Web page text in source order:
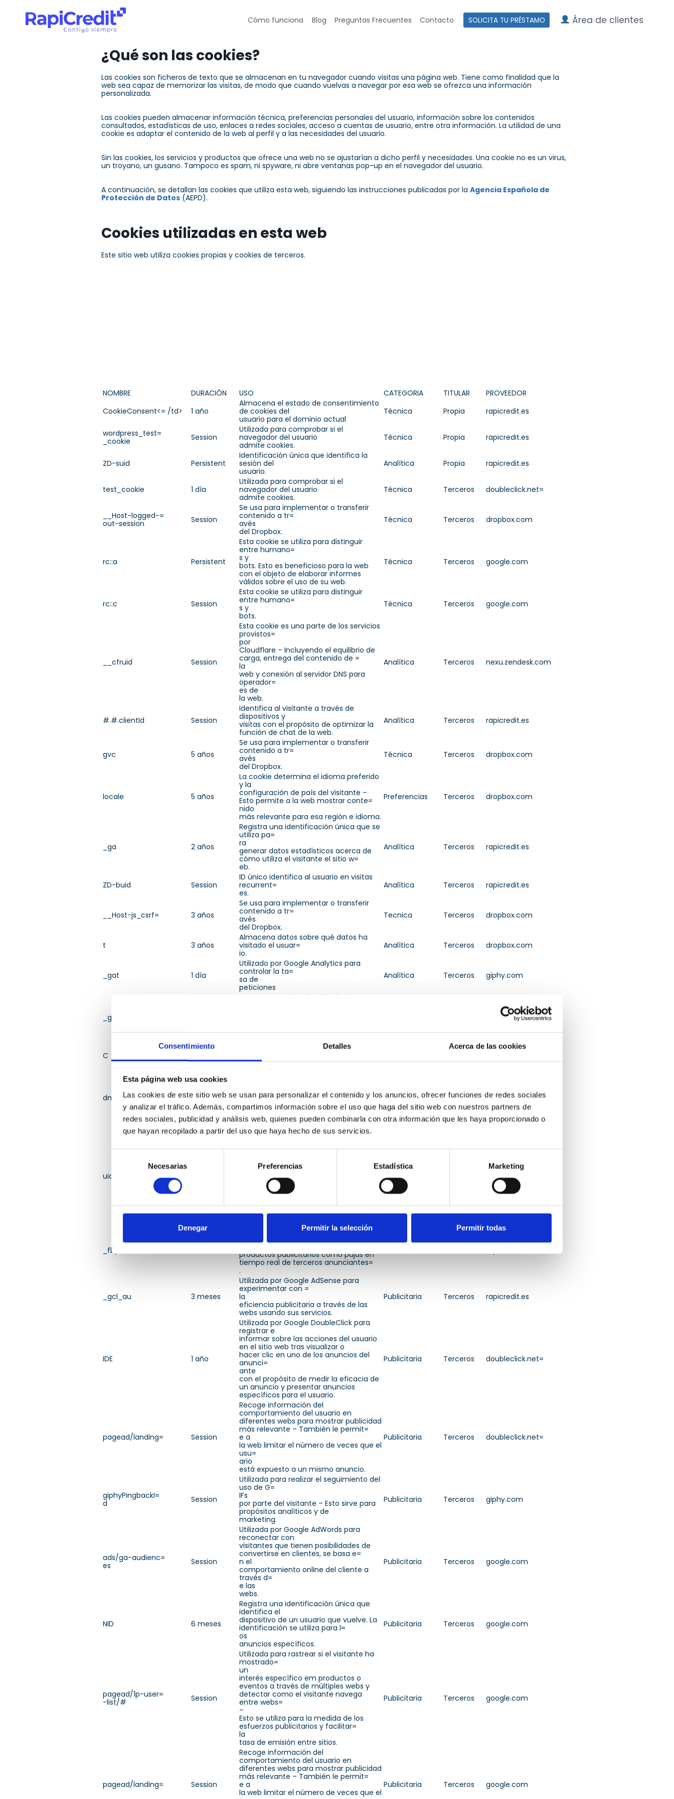
Consentimiento Detalles Acerca de las cookies
Esta página web usa cookies
Las cookies de este sitio web se usan para personalizar el contenido y los anuncios, ofrecer funciones de redes sociales
y analizar el tráfico. Además, compartimos información sobre el uso que haga del sitio web con nuestros partners de
redes sociales, publicidad y análisis web, quienes pueden combinarla con otra información que les haya proporcionado o
que hayan recopilado a partir del uso que haya hecho de sus servicios.
consentimiento
Necesarias Preferencias Estadística Marketing
Denegar Permitir la selección Permitir todas
Cómo funciona Blog Preguntas Frecuentes Contacto SOLICITA TU PRÉSTAMO Área de clientes
¿Qué son las cookies?
Las cookies son ficheros de texto que se almacenan en tu navegador cuando visitas una página web. Tiene como finalidad que la
web sea capaz de memorizar las visitas, de modo que cuando vuelvas a navegar por esa web se ofrezca una información
personalizada.
Las cookies pueden almacenar información técnica, preferencias personales del usuario, información sobre los contenidos
consultados, estadísticas de uso, enlaces a redes sociales, acceso a cuentas de usuario, entre otra información. La utilidad de una
cookie es adaptar el contenido de la web al perfil y a las necesidades del usuario.
Sin las cookies, los servicios y productos que ofrece una web no se ajustarían a dicho perfil y necesidades. Una cookie no es un virus,
un troyano, un gusano. Tampoco es spam, ni spyware, ni abre ventanas pop-up en el navegador del usuario.
A continuación, se detallan las cookies que utiliza esta web, siguiendo las instrucciones publicadas por la Agencia Española de
Protección de Datos (AEPD).
Cookies utilizadas en esta web
Este sitio web utiliza cookies propias y cookies de terceros.
NOMBRE DURACIÓN USO CATEGORIA TITULAR
PROVEEDOR
CookieConsent<= /td>
1 año
Almacena el estado de consentimiento
de cookies del
usuario para el dominio actual
Técnica Propia rapicredit.es
wordpress_test=
_cookie
Session
Utilizada para comprobar si el
navegador del usuario
admite cookies.
Técnica Propia rapicredit.es
ZD-suid Persistent
Identificación única que identifica la
sesión del
usuario.
Analítica Propia rapicredit.es
test_cookie 1 día
Utilizada para comprobar si el
navegador del usuario
admite cookies.
Técnica Terceros doubleclick.net=
__Host-logged-=
out-session
Session
Se usa para implementar o transferir
contenido a tr=
avés
del Dropbox.
Técnica Terceros dropbox.com
rc::a Persistent
Esta cookie se utiliza para distinguir
entre humano=
s y
bots. Esto es beneficioso para la web
con el objeto de elaborar informes
válidos sobre el uso de su web.
Técnica Terceros google.com
rc::c Session
Esta cookie se utiliza para distinguir
entre humano=
s y
bots.
Técnica Terceros google.com
__cfruid Session
Esta cookie es una parte de los servicios
provistos=
por
Cloudflare – Incluyendo el equilibrio de
carga, entrega del contenido de =
la
web y conexión al servidor DNS para
operador=
es de
la web.
Analítica Terceros nexu.zendesk.com
#.#.clientId Session
Identifica al visitante a través de
dispositivos y
visitas con el propósito de optimizar la
función de chat de la web.
Analítica Terceros rapicredit.es
gvc 5 años
Se usa para implementar o transferir
contenido a tr=
avés
del Dropbox.
Técnica Terceros dropbox.com
locale 5 años
La cookie determina el idioma preferido
y la
configuración de país del visitante –
Esto permite a la web mostrar conte=
nido
más relevante para esa región e idioma.
Preferencias Terceros dropbox.com
_ga 2 años
Registra una identificación única que se
utiliza pa=
ra
generar datos estadísticos acerca de
cómo utiliza el visitante el sitio w=
eb.
Analítica Terceros rapicredit.es
ZD-buid Session
ID único identifica al usuario en visitas
recurrent=
es.
Analítica Terceros rapicredit.es
__Host-js_csrf= 3 años
Se usa para implementar o transferir
contenido a tr=
avés
del Dropbox.
Tecnica Terceros dropbox.com
t 3 años
Almacena datos sobre qué datos ha
visitado el usuar=
io.
Analítica Terceros dropbox.com
_gat 1 día
Utilizado por Google Analytics para
controlar la ta=
sa de
peticiones
Analítica Terceros giphy.com
_gid
Registra una identificación única que se
cómo utiliza el visitante el sitio w=
giphy.com
C
Utilizada para comprobar si el
admite cookies.
dmp/profile Session
los visitantes – Esto se utiliza para
optimizar la web y hacer más releva=
nte
la publicidad en la misma.
Publicitaria Terceros adform.net
uid
Registra una identificación de usuario
conoce
web que usan la misma red
publicitaria. El propósito es optimizar la
visualización de anuncios según los
movimientos del usuario y diversas
campañas publicitarias de los
proveedores para mostrar anuncios al
usuari=
Publicitaria adform.net
_fbp
Utilizada por Facebook para
proporcionar una serie =
productos publicitarios como pujas en
tiempo real de terceros anunciantes=
.
_gcl_au 3 meses
Utilizada por Google AdSense para
experimentar con =
la
eficiencia publicitaria a través de las
webs usando sus servicios.
Publicitaria Terceros rapicredit.es
IDE 1 año
Utilizada por Google DoubleClick para
registrar e
informar sobre las acciones del usuario
en el sitio web tras visualizar o
hacer clic en uno de los anuncios del
anunci=
ante
con el propósito de medir la eficacia de
un anuncio y presentar anuncios
específicos para el usuario.
Publicitaria Terceros doubleclick.net=
pagead/landing= Session
Recoge información del
comportamiento del usuario en
diferentes webs para mostrar publicidad
más relevante – También le permit=
e a
la web limitar el número de veces que el
usu=
ario
está expuesto a un mismo anuncio.
Publicitaria Terceros doubleclick.net=
giphyPingbackI=
d
Session
Utilizada para realizar el seguimiento del
uso de G=
IFs
por parte del visitante – Esto sirve para
propósitos analíticos y de
marketing.
Publicitaria Terceros giphy.com
ads/ga-audienc=
es
Session
Utilizada por Google AdWords para
reconectar con
visitantes que tienen posibilidades de
convertirse en clientes, se basa e=
n el
comportamiento online del cliente a
través d=
e las
webs.
Publicitaria Terceros google.com
NID 6 meses
Registra una identificación única que
identifica el
dispositivo de un usuario que vuelve. La
identificación se utiliza para l=
os
anuncios específicos.
Publicitaria Terceros google.com
pagead/1p-user=
-list/#
Session
Utilizada para rastrear si el visitante ha
mostrado=
un
interés específico em productos o
eventos a través de múltiples webs y
detectar como el visitante navega
entre webs=
–
Esto se utiliza para la medida de los
esfuerzos publicitarios y facilitar=
la
tasa de emisión entre sitios.
Publicitaria Terceros google.com
pagead/landing= Session
Recoge información del
comportamiento del usuario en
diferentes webs para mostrar publicidad
más relevante – También le permit=
e a
la web limitar el número de veces que el
Publicitaria Terceros google.com